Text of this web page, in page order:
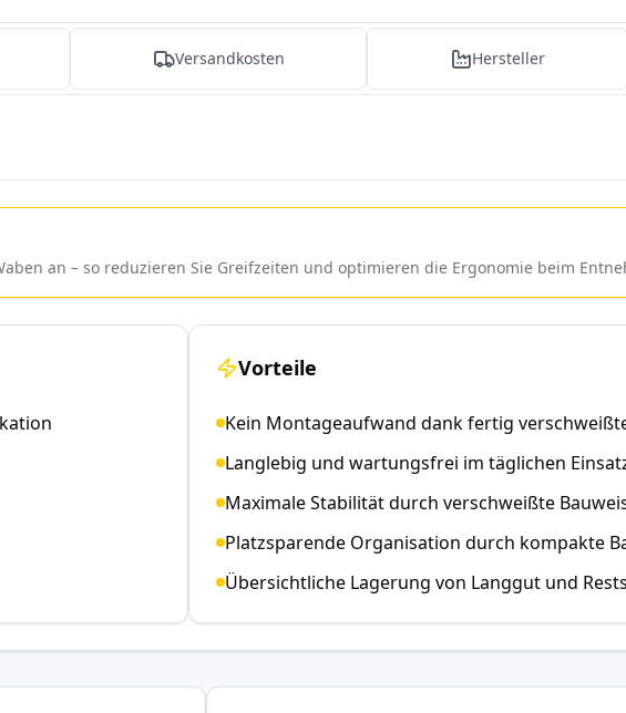
Versandkosten Hersteller
an – so reduzieren Sie Greifzeiten und optimieren die Ergonomie beim
Vorteile
Kein Montageaufwand dank fertig
Langlebig und wartungsfrei im täglichen
Maximale Stabilität durch verschweißte
Platzsparende Organisation durch kompakte
Übersichtliche Lagerung von Langgut und